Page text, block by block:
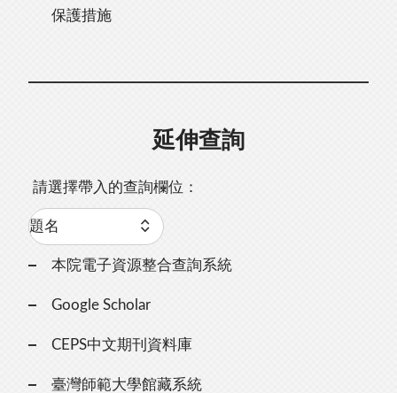
保護措施
延伸查詢
請選擇帶入的查詢欄位：
本院電子資源整合查詢系統
Google Scholar
CEPS中文期刊資料庫
臺灣師範大學館藏系統